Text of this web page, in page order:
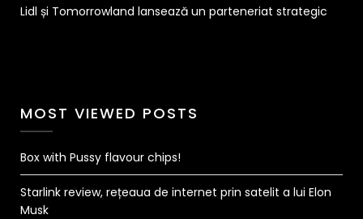
Lidl și Tomorrowland lansează un parteneriat strategic
MOST VIEWED POSTS
Box with Pussy flavour chips!
Starlink review, rețeaua de internet prin satelit a lui Elon
Musk